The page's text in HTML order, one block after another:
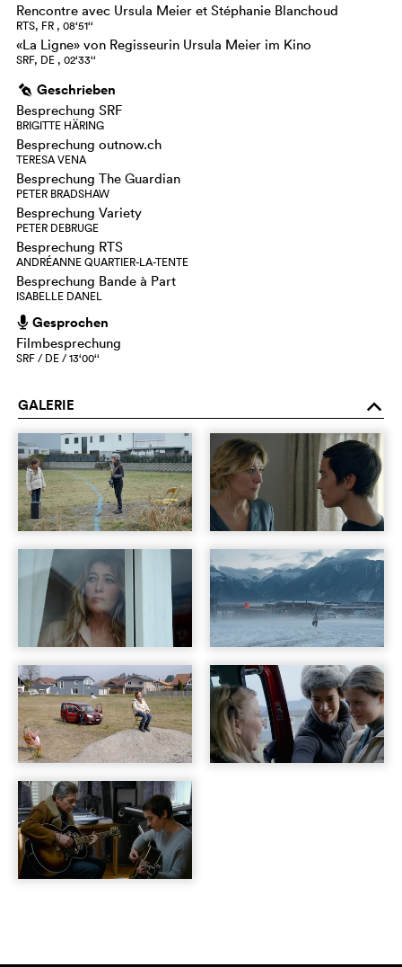
Rencontre avec Ursula Meier et Stéphanie Blanchoud
RTS, FR , 08‘51‘‘
«La Ligne» von Regisseurin Ursula Meier im Kino
SRF, DE , 02‘33‘‘
g Geschrieben
Besprechung SRF
BRIGITTE HÄRING
Besprechung outnow.ch
TERESA VENA
Besprechung The Guardian
PETER BRADSHAW
Besprechung Variety
PETER DEBRUGE
Besprechung RTS
ANDRÉANNE QUARTIER-LA-TENTE
Besprechung Bande à Part
ISABELLE DANEL
h Gesprochen
Filmbesprechung
SRF / DE / 13‘00‘‘
GALERIE o